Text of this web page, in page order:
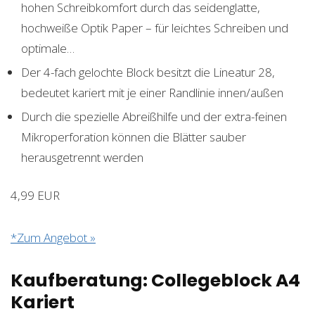
hohen Schreibkomfort durch das seidenglatte,
hochweiße Optik Paper – für leichtes Schreiben und
optimale…
Der 4-fach gelochte Block besitzt die Lineatur 28,
bedeutet kariert mit je einer Randlinie innen/außen
Durch die spezielle Abreißhilfe und der extra-feinen
Mikroperforation können die Blätter sauber
herausgetrennt werden
4,99 EUR
*Zum Angebot »
Kaufberatung: Collegeblock A4
Kariert